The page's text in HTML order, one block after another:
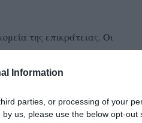
Information
parties, or processing of your
us, please use the below opt-out
της επικράτειας. Οι
Αττική διαπιστώθηκαν
όπου εντοπίστηκαν